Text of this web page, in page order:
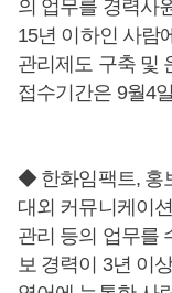
의 업무를 경력사
15년 이하인 사람
관리제도 구축 및
접수기간은 9월4
◆ 한화임팩트, 홍
대외 커뮤니케이
관리 등의 업무를
보 경력이 3년 이